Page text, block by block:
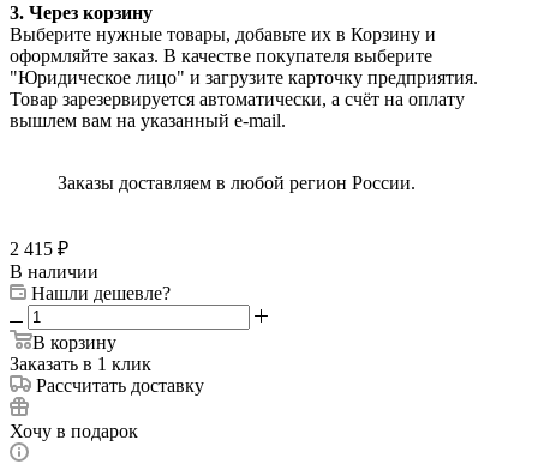
3. Через корзину
Выберите нужные товары, добавьте их в Корзину и
оформляйте заказ. В качестве покупателя выберите
"Юридическое лицо" и загрузите карточку предприятия.
Товар зарезервируется автоматически, а счёт на оплату
вышлем вам на указанный e-mail.
Заказы доставляем в любой регион России.
2 415 ₽
В наличии
Нашли дешевле?
В корзину
Заказать в 1 клик
Рассчитать доставку
Хочу в подарок